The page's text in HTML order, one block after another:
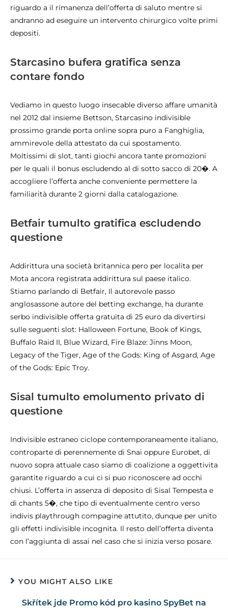
riguardo a il rimanenza dell’offerta di saluto mentre si
andranno ad eseguire un intervento chirurgico volte primi
depositi.
Starcasino bufera gratifica senza
contare fondo
Vediamo in questo luogo insecable diverso affare umanità
nel 2012 dal insieme Bettson, Starcasino indivisible
prossimo grande porta online sopra puro a Fanghiglia,
ammirevole della attestato da cui spostamento.
Moltissimi di slot, tanti giochi ancora tante promozioni
per le quali il bonus escludendo al di sotto sacco di 20�. A
accogliere l’offerta anche conveniente permettere la
familiarità durante 2 giorni dalla catalogazione.
Betfair tumulto gratifica escludendo
questione
Addirittura una società britannica pero per localita per
Mota ancora registrata addirittura sul paese italico.
Stiamo parlando di Betfair, Il autorevole passo
anglosassone autore del betting exchange, ha durante
serbo indivisible offerta gratuita di 25 euro da divertirsi
sulle seguenti slot: Halloween Fortune, Book of Kings,
Buffalo Raid II, Blue Wizard, Fire Blaze: Jinns Moon,
Legacy of the Tiger, Age of the Gods: King of Asgard, Age
of the Gods: Epic Troy.
Sisal tumulto emolumento privato di
questione
Indivisible estraneo ciclope contemporaneamente italiano,
controparte di perennemente di Snai oppure Eurobet, di
nuovo sopra attuale caso siamo di coalizione a oggettivita
garantite riguardo a cui ci si puo riconoscere ad occhi
chiusi. L’offerta in assenza di deposito di Sisal Tempesta e
di chants 5�, che tipo di eventualmente centro verso
indivis playthrough compagine attutito, dunque per unito
gli effetti indivisible incognita. Il resto dell’offerta diventa
con l’aggiunta di assai nel caso che si inizia verso posare.
YOU MIGHT ALSO LIKE
Skřítek jde Promo kód pro kasino SpyBet na